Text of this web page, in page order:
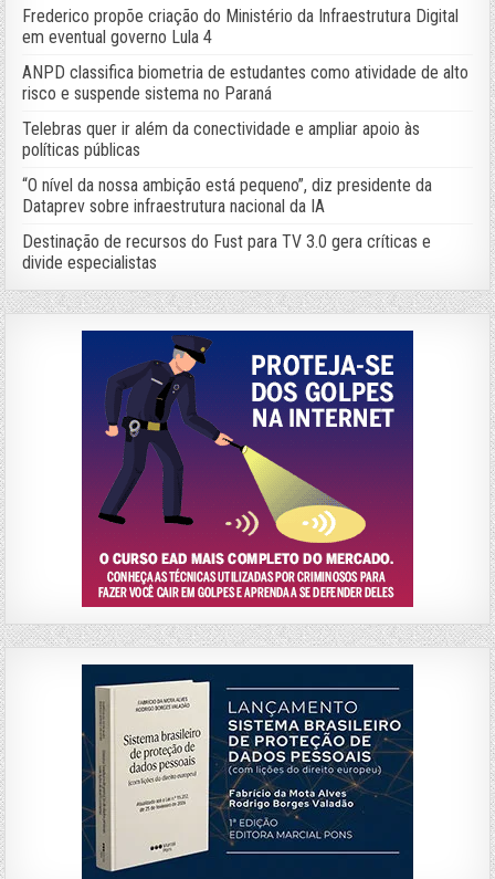
Frederico propõe criação do Ministério da Infraestrutura Digital
em eventual governo Lula 4
ANPD classifica biometria de estudantes como atividade de alto
risco e suspende sistema no Paraná
Telebras quer ir além da conectividade e ampliar apoio às
políticas públicas
“O nível da nossa ambição está pequeno”, diz presidente da
Dataprev sobre infraestrutura nacional da IA
Destinação de recursos do Fust para TV 3.0 gera críticas e
divide especialistas